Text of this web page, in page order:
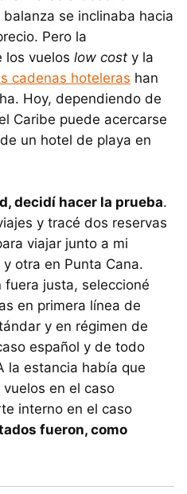
se inclinaba hacia
Pero la
los vuelos low cost y la
cadenas hoteleras han
Hoy, dependiendo de
Caribe puede acercarse
un hotel de playa en
decidí hacer la prueba.
y tracé dos reservas
viajar junto a mi
otra en Punta Cana.
fuera justa, seleccioné
en primera línea de
y en régimen de
español y de todo
la estancia había que
en el caso
interno en el caso
fueron, como